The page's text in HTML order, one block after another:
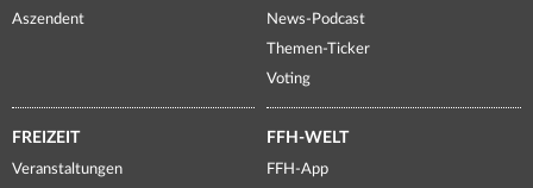
Aszendent
News-Podcast
Themen-Ticker
Voting
FREIZEIT
Veranstaltungen
FFH-WELT
FFH-App